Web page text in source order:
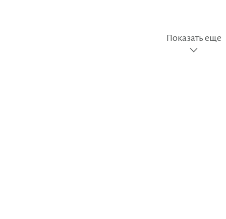
Показать еще